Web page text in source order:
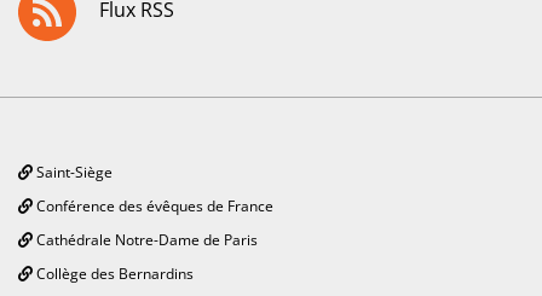
Flux RSS
Saint-Siège
Conférence des évêques de France
Cathédrale Notre-Dame de Paris
Collège des Bernardins